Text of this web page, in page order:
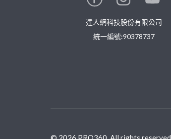
達人網科技股份有限公司
統一編號:90378737